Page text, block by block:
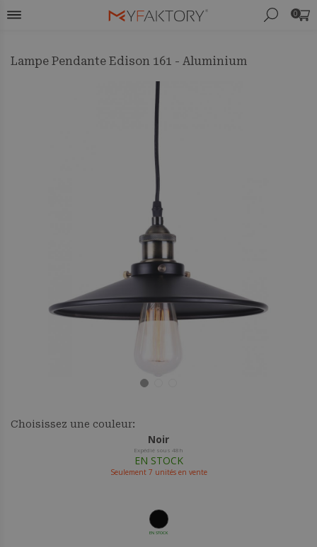
0
Lampe Pendante Edison 161 - Aluminium
Choisissez une couleur:
Noir
Expédié sous 48h
EN STOCK
Seulement 7 unités en vente
EN STOCK